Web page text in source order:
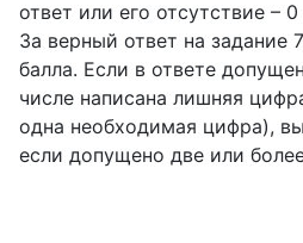
ответ или его отсутствие – 0
За верный ответ на задание
балла. Если в ответе
числе написана лишняя
одна необходимая цифра),
если допущено две или